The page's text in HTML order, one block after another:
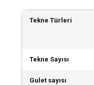
isterse de
Tekne Türleri
Tekne Sayısı
Gulet sayısı